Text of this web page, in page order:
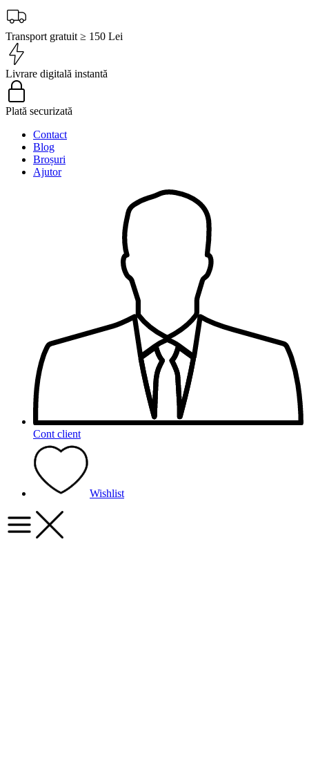
Transport gratuit ≥ 150 Lei
Livrare digitală instantă
Plată securizată
Contact
Blog
Broșuri
Ajutor
Cont client
Wishlist